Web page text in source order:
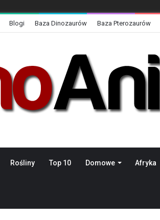
Blogi Baza Dinozaurów Baza Pterozaurów
Rośliny Top 10 Domowe Afryka